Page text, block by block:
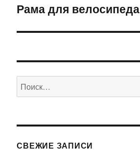
Следующая
Рама для велосипеда
Искать:
СВЕЖИЕ ЗАПИСИ